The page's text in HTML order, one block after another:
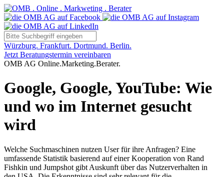
Würzburg. Frankfurt. Dortmund. Berlin.
Jetzt Beratungstermin vereinbaren
OMB AG Online.Marketing.Berater.
Google, Google, YouTube: Wie
und wo im Internet gesucht
wird
Welche Suchmaschinen nutzen User für ihre Anfragen? Eine
umfassende Statistik basierend auf einer Kooperation von Rand
Fishkin und Jumpshot gibt Auskunft über das Nutzerverhalten in